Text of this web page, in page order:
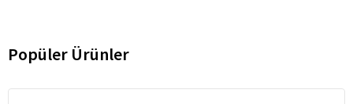
Popüler Ürünler